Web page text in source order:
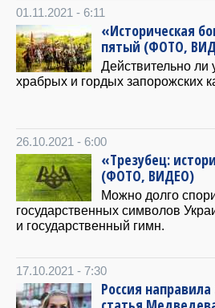
01.11.2021 - 6:11
«Историческая
пятый (ФОТО,
Действительно
храбрых и гордых запорожских
26.10.2021 - 6:00
«Трезубец:
(ФОТО, ВИДЕО)
Можно долго
государственных символов
и государственный гимн.
17.10.2021 - 7:30
Россия